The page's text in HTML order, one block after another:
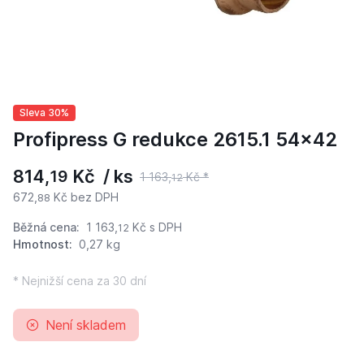
Sleva 30%
Profipress G redukce 2615.1 54x42
814,19 Kč / ks 1 163,12Kč *
672, 88 Kč bez DPH
Běžná cena: 1 163, 12 Kč s DPH
Hmotnost: 0,27 kg
* Nejnižší cena za 30 dní
Není skladem